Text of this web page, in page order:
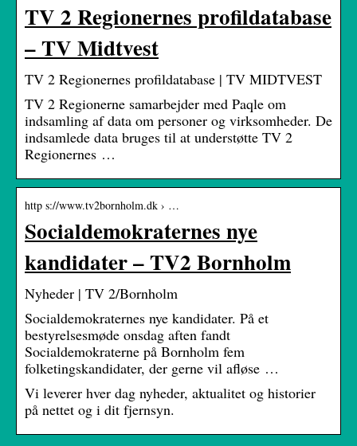
TV 2 Regionernes profildatabase
– TV Midtvest
TV 2 Regionernes profildatabase | TV MIDTVEST
TV 2 Regionerne samarbejder med Paqle om
indsamling af data om personer og virksomheder. De
indsamlede data bruges til at understøtte TV 2
Regionernes …
http s://www.tv2bornholm.dk › …
Socialdemokraternes nye
kandidater – TV2 Bornholm
Nyheder | TV 2/Bornholm
Socialdemokraternes nye kandidater. På et
bestyrelsesmøde onsdag aften fandt
Socialdemokraterne på Bornholm fem
folketingskandidater, der gerne vil afløse …
Vi leverer hver dag nyheder, aktualitet og historier
på nettet og i dit fjernsyn.